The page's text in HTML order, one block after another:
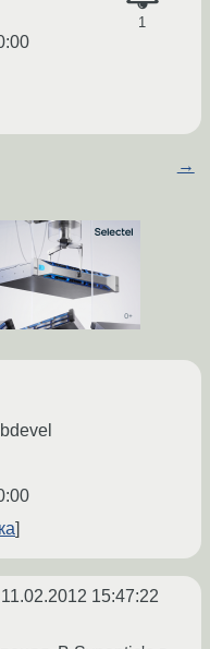
1
→
11.02.2012 15:47:22